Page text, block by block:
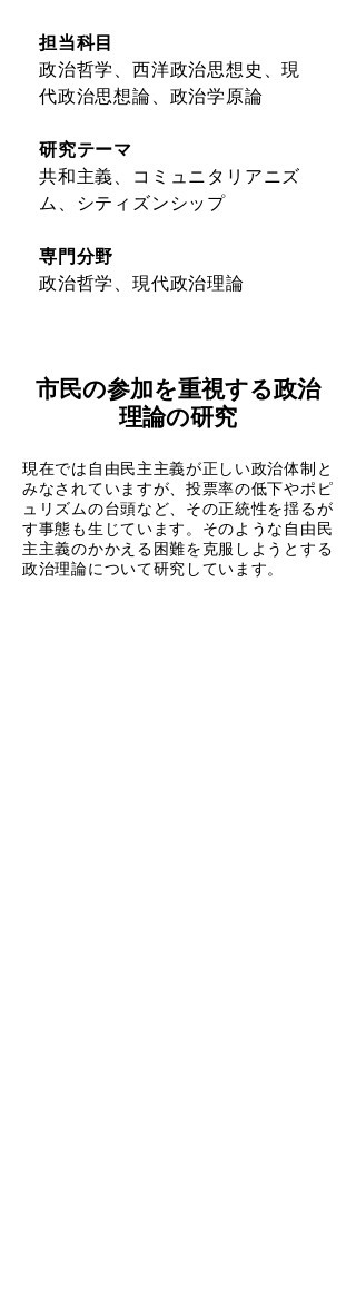
担当科目
政治哲学、西洋政治思想史、現
代政治思想論、政治学原論
研究テーマ
共和主義、コミュニタリアニズ
ム、シティズンシップ
専門分野
政治哲学、現代政治理論
市民の参加を重視する政治
理論の研究
現在では自由民主主義が正しい政治体制と
みなされていますが、投票率の低下やポピ
ュリズムの台頭など、その正統性を揺るが
す事態も生じています。そのような自由民
主主義のかかえる困難を克服しようとする
政治理論について研究しています。